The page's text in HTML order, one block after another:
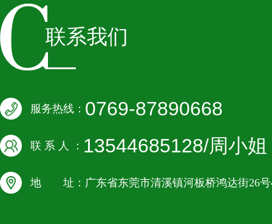
联系我们
服务热线： 0769-87890668
联 系 人 ： 13544685128/周小姐
地 址：广东省东莞市清溪镇河板桥鸿达街26号